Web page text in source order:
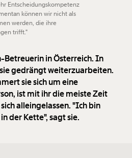
Entscheidungskompetenz
können wir nicht als
werden, die ihre
trifft."
Betreuerin in Österreich. In
gedrängt weiterzuarbeiten.
sie sich um eine
ist mit ihr die meiste Zeit
alleingelassen. "Ich bin
der Kette", sagt sie.